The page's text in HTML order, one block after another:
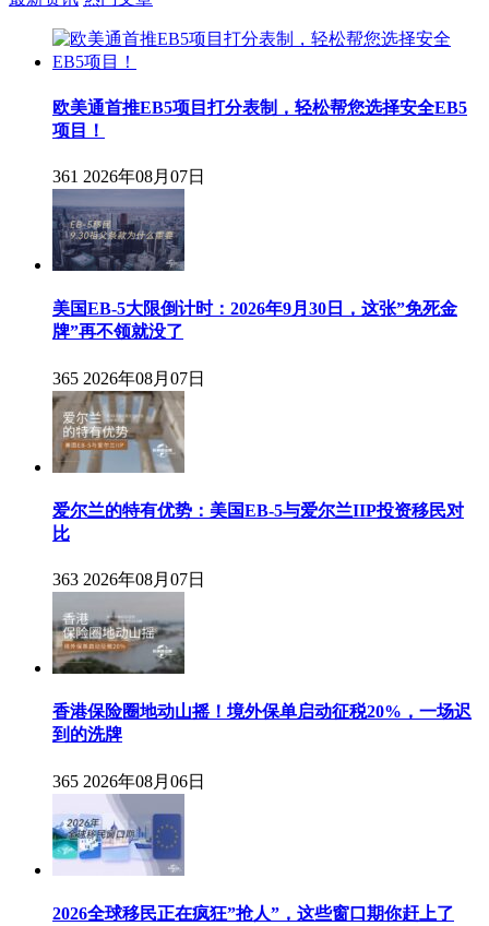
欧美通首推EB5项目打分表制，轻松帮您选择安全EB5
项目！
361 2026年08月07日
美国EB-5大限倒计时：2026年9月30日，这张”免死金
牌”再不领就没了
365 2026年08月07日
爱尔兰的特有优势：美国EB-5与爱尔兰IIP投资移民对
比
363 2026年08月07日
香港保险圈地动山摇！境外保单启动征税20%，一场迟
到的洗牌
365 2026年08月06日
2026全球移民正在疯狂”抢人”，这些窗口期你赶上了